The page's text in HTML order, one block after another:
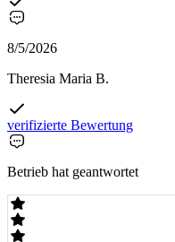
8/5/2026
Theresia Maria B.
verifizierte Bewertung
Betrieb hat geantwortet